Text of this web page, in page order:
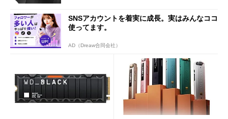
SNSアカウントを着実に成長。実はみんなココ
使ってます。
AD（Dreaw合同会社）